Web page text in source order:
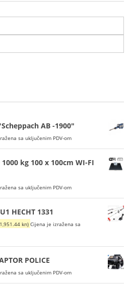
AB -1900"
sa uključenim PDV-om
1000 kg 100 x 100cm WI-FI
sa uključenim PDV-om
HECHT 1331
kn) Trenutna
je:
€259.00
(1,951.44
kn).
Cijena je izražena sa
POLICE
sa uključenim PDV-om